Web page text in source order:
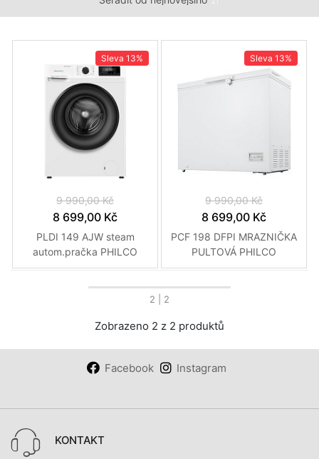
Sleva 13%
9 990,00 Kč
8 699,00 Kč
PLDI 149 AJW steam
autom.pračka PHILCO
Sleva 13%
9 990,00 Kč
8 699,00 Kč
PCF 198 DFPI MRAZNIČKA
PULTOVÁ PHILCO
2 | 2
Zobrazeno 2 z 2 produktů
Facebook Instagram
KONTAKT